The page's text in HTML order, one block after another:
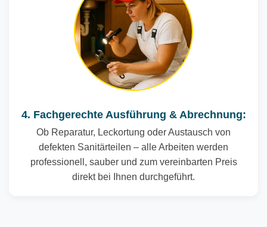
4. Fachgerechte Ausführung & Abrechnung:
Ob Reparatur, Leckortung oder Austausch von
defekten Sanitärteilen – alle Arbeiten werden
professionell, sauber und zum vereinbarten Preis
direkt bei Ihnen durchgeführt.